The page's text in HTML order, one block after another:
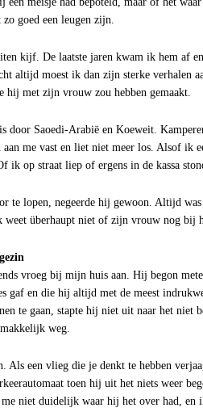
goed een leugen zijn.
kijf. De laatste jaren kwam ik hem af
altijd moest ik dan zijn sterke verhalen
met zijn vrouw zou hebben gemaakt.
door Saoedi-Arabië en Koeweit.
me vast en liet niet meer los. Alsof ik
ik op straat liep of ergens in de kassa
te lopen, negeerde hij gewoon. Altijd
überhaupt niet of zijn vrouw nog bij
vroeg bij mijn huis aan. Hij begon
gaf en die hij altijd met de meest
te gaan, stapte hij niet uit naar het niet
weg.
Als een vlieg die je denkt te hebben
toen hij uit het niets weer
niet duidelijk waar hij het over had,